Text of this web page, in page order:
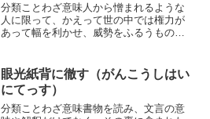
分類ことわざ意味人から憎まれるような
人に限って、かえって世の中では権力が
あって幅を利かせ、威勢をふるうもの
渡って出世するものだ、という意味。
「憚る」とは、幅を利かせる、...
眼光紙背に徹す（がんこうしはい
にてっす）
分類ことわざ意味書物を読み、文言の意